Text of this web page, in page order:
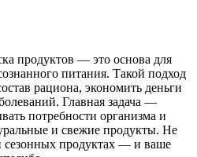
продуктов — это основа для
питания. Такой подход
рациона, экономить деньги
Главная задача —
потребности организма и
и свежие продукты. Не
сезонных продуктах — и ваше